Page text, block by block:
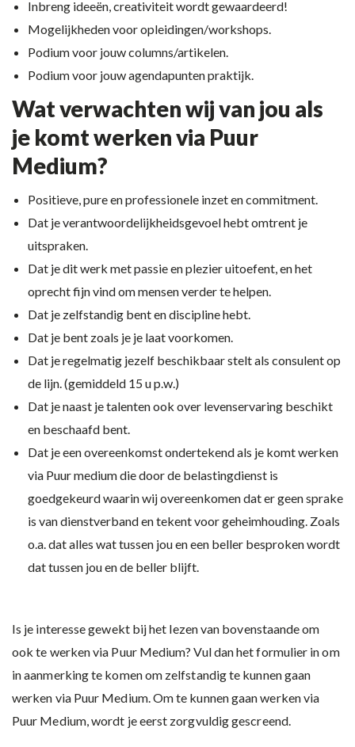
Inbreng ideeën, creativiteit wordt gewaardeerd!
Mogelijkheden voor opleidingen/workshops.
Podium voor jouw columns/artikelen.
Podium voor jouw agendapunten praktijk.
Wat verwachten wij van jou als
je komt werken via Puur
Medium?
Positieve, pure en professionele inzet en commitment.
Dat je verantwoordelijkheidsgevoel hebt omtrent je
uitspraken.
Dat je dit werk met passie en plezier uitoefent, en het
oprecht fijn vind om mensen verder te helpen.
Dat je zelfstandig bent en discipline hebt.
Dat je bent zoals je je laat voorkomen.
Dat je regelmatig jezelf beschikbaar stelt als consulent op
de lijn. (gemiddeld 15 u p.w.)
Dat je naast je talenten ook over levenservaring beschikt
en beschaafd bent.
Dat je een overeenkomst ondertekend als je komt werken
via Puur medium die door de belastingdienst is
goedgekeurd waarin wij overeenkomen dat er geen sprake
is van dienstverband en tekent voor geheimhouding. Zoals
o.a. dat alles wat tussen jou en een beller besproken wordt
dat tussen jou en de beller blijft.
Is je interesse gewekt bij het lezen van bovenstaande om
ook te werken via Puur Medium? Vul dan het formulier in om
in aanmerking te komen om zelfstandig te kunnen gaan
werken via Puur Medium. Om te kunnen gaan werken via
Puur Medium, wordt je eerst zorgvuldig gescreend.